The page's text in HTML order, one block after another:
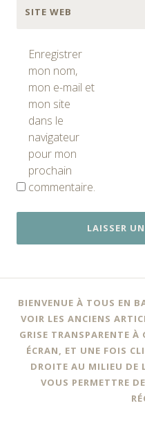
SITE WEB
Enregistrer
mon nom,
mon e-mail et
mon site
dans le
navigateur
pour mon
prochain
commentaire.
BIENVENUE À TOUS EN
VOIR LES ANCIENS
GRISE TRANSPARENTE
ÉCRAN, ET UNE FOIS
DROITE AU MILIEU DE
VOUS PERMETTRE